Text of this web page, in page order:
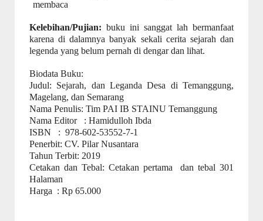
membaca
Kelebihan/Pujian: buku ini sanggat lah bermanfaat
karena di dalamnya banyak sekali cerita sejarah dan
legenda yang belum pernah di dengar dan lihat.
Biodata Buku:
Judul: Sejarah, dan Leganda Desa di Temanggung,
Magelang, dan Semarang
Nama Penulis: Tim PAI IB STAINU Temanggung
Nama Editor
: Hamidulloh Ibda
ISBN
: 978-602-53552-7-1
Penerbit: CV. Pilar Nusantara
Tahun Terbit: 2019
Cetakan dan Tebal: Cetakan pertama
dan tebal 301
Halaman
Harga : Rp 65.000